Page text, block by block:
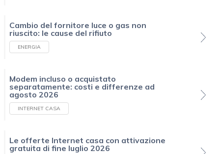
Cambio del fornitore luce o gas non
riuscito: le cause del rifiuto
ENERGIA
Modem incluso o acquistato
separatamente: costi e differenze ad
agosto 2026
INTERNET CASA
Le offerte Internet casa con attivazione
gratuita di fine luglio 2026